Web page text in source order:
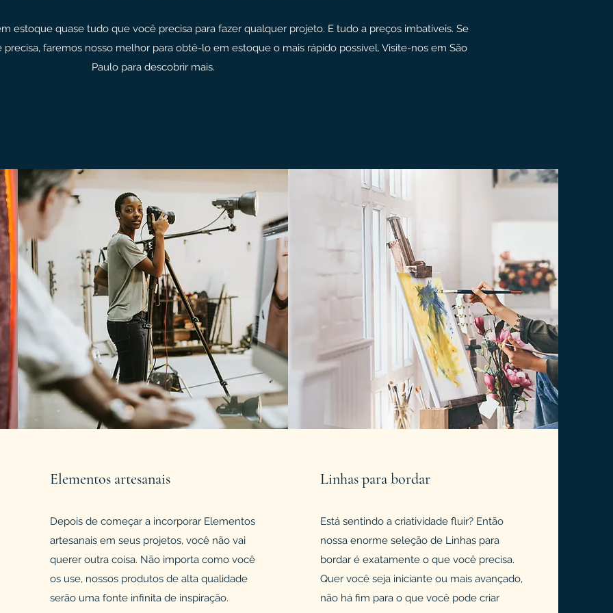
estoque quase tudo que você precisa para fazer qualquer projeto. E tudo a preços imbatíveis. Se
faremos nosso melhor para obtê-lo em estoque o mais rápido possível. Visite-nos em São
Paulo para descobrir mais.
Elementos artesanais
Depois de começar a incorporar Elementos
artesanais em seus projetos, você não vai
querer outra coisa. Não importa como você
os use, nossos produtos de alta qualidade
serão uma fonte infinita de inspiração.
Linhas para bordar
Está sentindo a criatividade fluir? Então
nossa enorme seleção de Linhas para
bordar é exatamente o que você precisa.
Quer você seja iniciante ou mais avançado,
não há fim para o que você pode criar